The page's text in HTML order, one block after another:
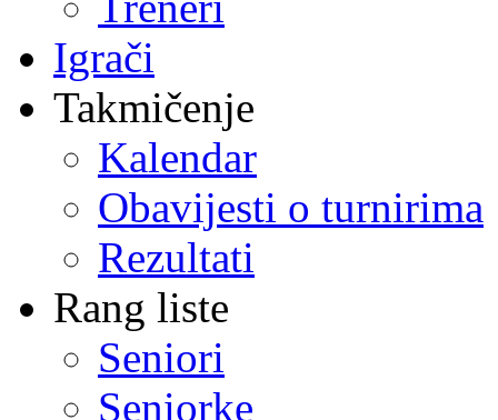
Igrači
Takmičenje
Kalendar
Obavijesti o turnirima
Rezultati
Rang liste
Seniori
Seniorke